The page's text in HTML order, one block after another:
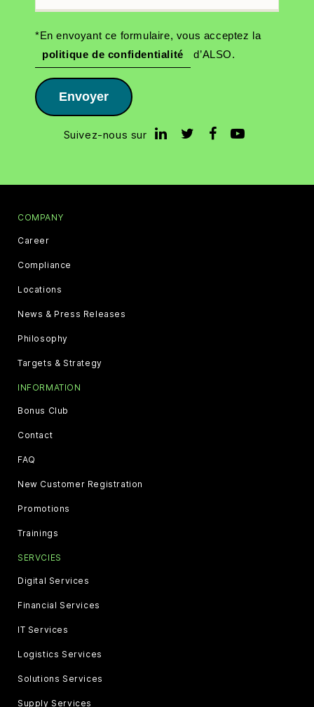
*En envoyant ce formulaire, vous acceptez la
politique de confidentialité
d’ALSO.
Envoyer
Suivez-nous sur
COMPANY
Career
Compliance
Locations
News & Press Releases
Philosophy
Targets & Strategy
INFORMATION
Bonus Club
Contact
FAQ
New Customer Registration
Promotions
Trainings
SERVCIES
Digital Services
Financial Services
IT Services
Logistics Services
Solutions Services
Supply Services